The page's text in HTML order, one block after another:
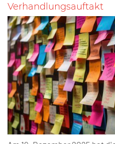
Verhandlungsauftakt